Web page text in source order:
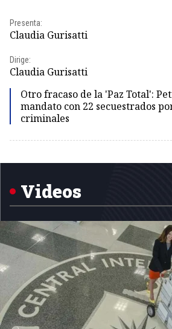
Presenta:
Claudia Gurisatti
Dirige:
Claudia Gurisatti
Otro fracaso de la 'Paz Total':
mandato con 22 secuestrados
criminales
1
Videos